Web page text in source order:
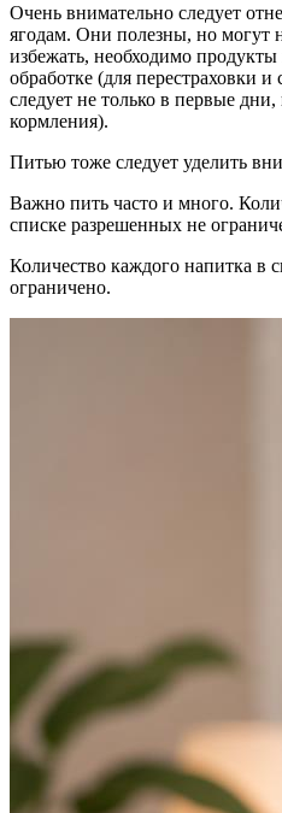
Очень внимательно следует
ягодам. Они полезны, но могут
избежать, необходимо продукты
обработке (для перестраховки и
следует не только в первые
кормления).
Питью тоже следует уделить
Важно пить часто и много.
списке разрешенных не
Количество каждого напитка в
ограничено.